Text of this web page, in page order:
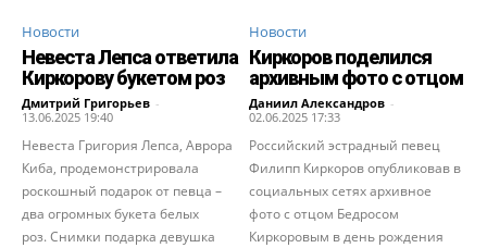
Новости
Невеста Лепса ответила
Киркорову букетом роз
Дмитрий Григорьев -
13.06.2025 19:40
Невеста Григория Лепса, Аврора
Киба, продемонстрировала
роскошный подарок от певца –
два огромных букета белых
роз. Снимки подарка девушка
Новости
Киркоров поделился
архивным фото с отцом
Даниил Александров -
02.06.2025 17:33
Российский эстрадный певец
Филипп Киркоров опубликовав в
социальных сетях архивное
фото с отцом Бедросом
Киркоровым в день рождения